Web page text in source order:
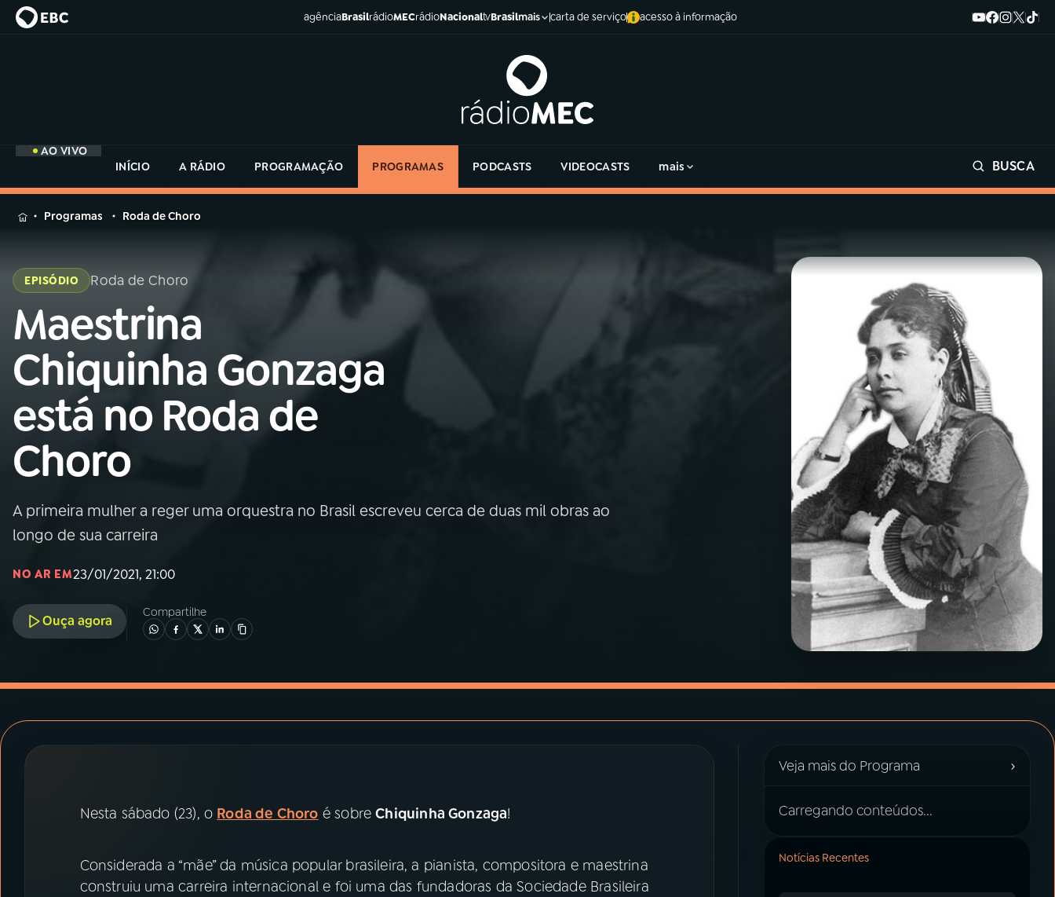
agênciaBrasilrádioMECrádioNacionaltvBrasilmais carta de serviço acesso à informação
AO VIVO
INÍCIO
A RÁDIO PROGRAMAÇÃO PROGRAMAS PODCASTS VIDEOCASTS mais BUSCA
MENU
Buscar
na
Rádio
MEC
Início
INÍCIO
05PODCASTS
ACOMPANHE A RÁDIO MEC
Instagram X
Rádio
MEC
Programas Roda de Choro
EPISÓDIO Roda de Choro
Maestrina
Chiquinha Gonzaga
está no Roda de
Choro
A primeira mulher a reger uma orquestra no Brasil escreveu cerca de duas mil obras ao
longo de sua carreira
NO AR EM23/01/2021, 21:00
Ouça agora
Compartilhe
Nesta sábado (23), o Roda de Choro é sobreChiquinha Gonzaga!
Considerada a “mãe” da música popular brasileira, a pianista, compositora e maestrina
construiu uma carreira internacional e foi uma das fundadoras da Sociedade Brasileira
Veja mais do Programa ›
Carregando conteúdos...
Notícias Recentes